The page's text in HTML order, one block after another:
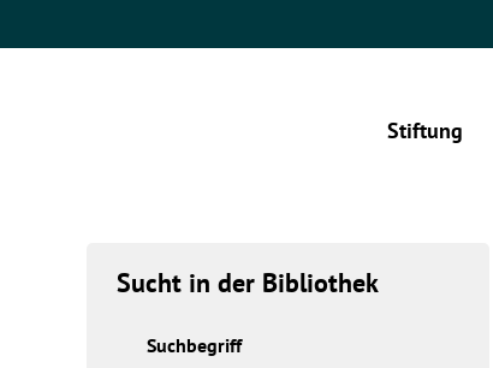
Stiftung
Sucht in der Bibliothek
Suchbegriff